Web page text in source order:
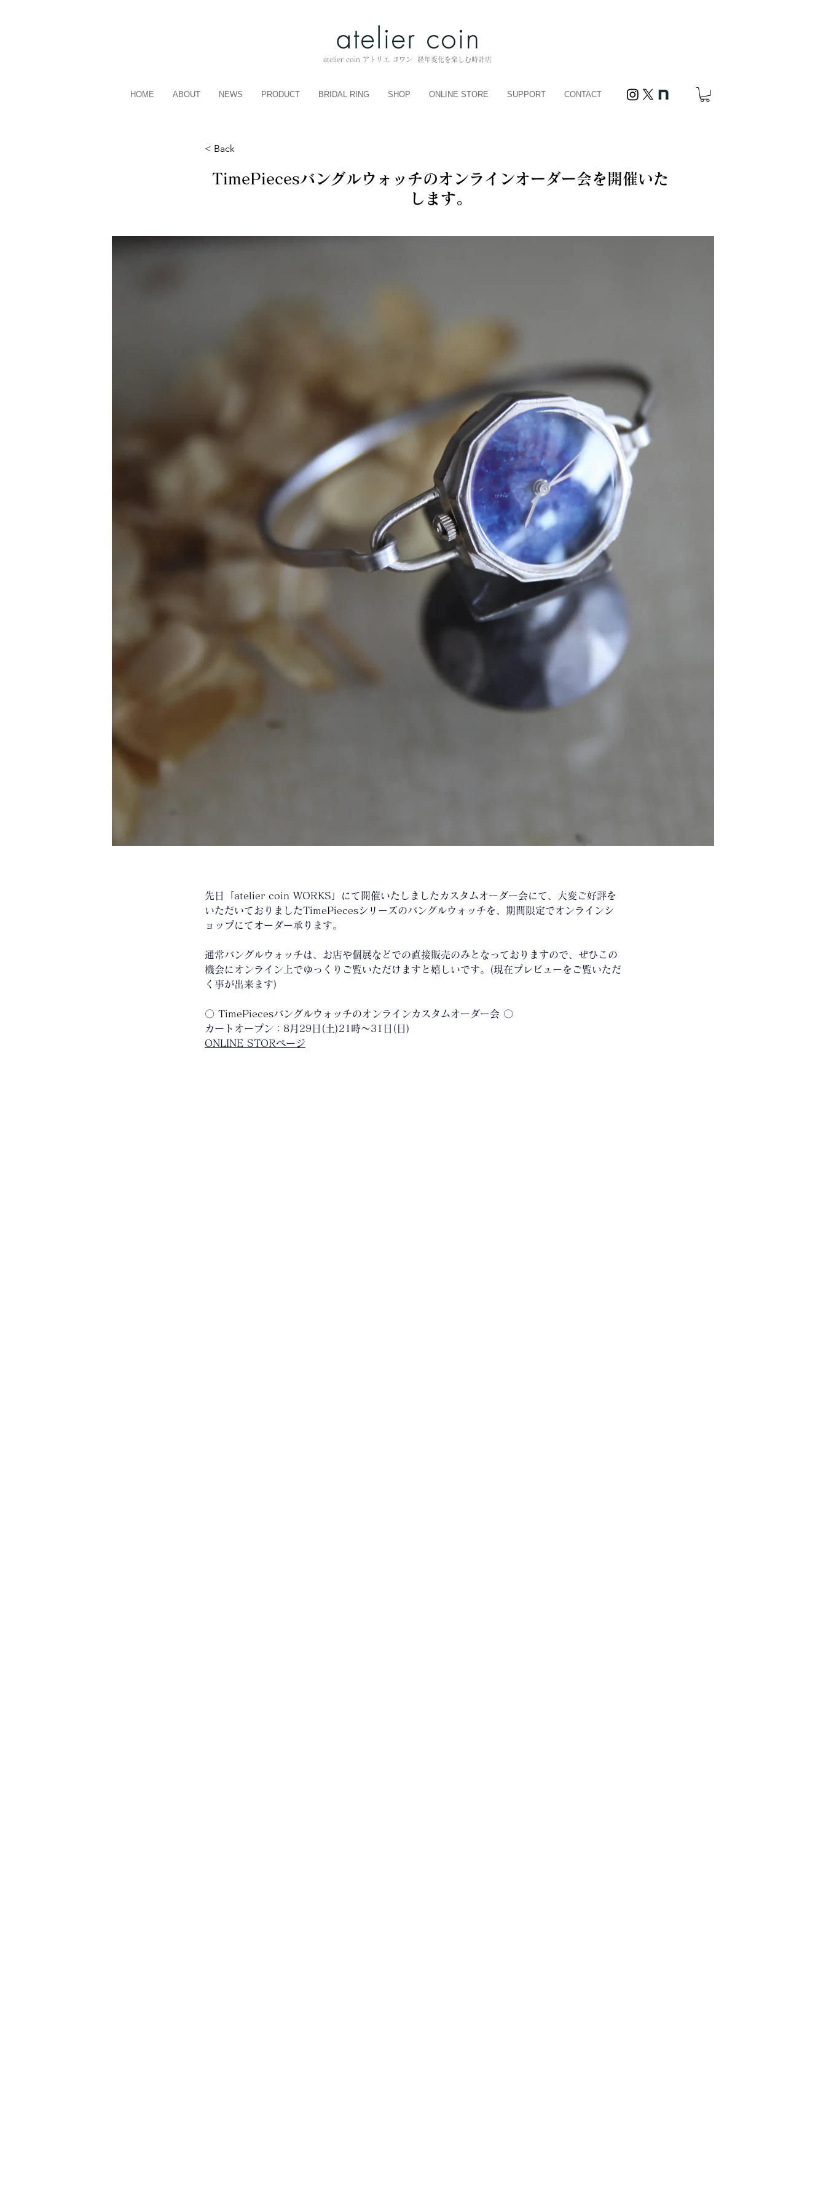
atelier coin アトリエ コワン 経年変化を楽しむ時計店
HOME ABOUT NEWS PRODUCT BRIDAL RING SHOP ONLINE STORE SUPPORT CONTACT
< Back
TimePiecesバングルウォッチのオンラインオーダー会を開催いた
します。
先日「atelier coin WORKS」にて開催いたしましたカスタムオーダー会にて、大変ご好評を
いただいておりましたTimePiecesシリーズのバングルウォッチを、期間限定でオンラインシ
ョップにてオーダー承ります。
通常バングルウォッチは、お店や個展などでの直接販売のみとなっておりますので、ぜひこの
機会にオンライン上でゆっくりご覧いただけますと嬉しいです。(現在プレビューをご覧いただ
く事が出来ます)
〇 TimePiecesバングルウォッチのオンラインカスタムオーダー会 〇
カートオープン：8月29日(土)21時～31日(日)
ONLINE STORページ